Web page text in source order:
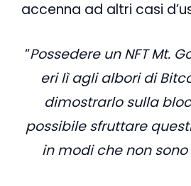
accenna ad altri casi
“Possedere unNFT Mt.
eri lì agli albori di
dimostrarlo sulla
possibile sfruttare
in modi che non